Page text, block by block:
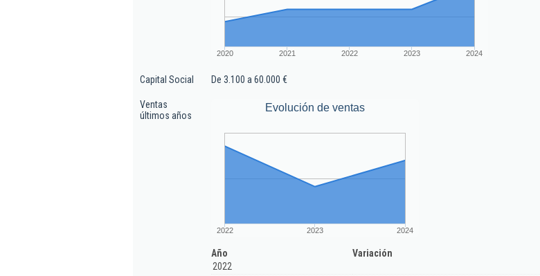
2020 2021 2022 2023 2024
Capital Social De 3.100 a 60.000 €
Ventas
últimos años
Evolución de ventas
2022 2023 2024
Año
Variación
2022